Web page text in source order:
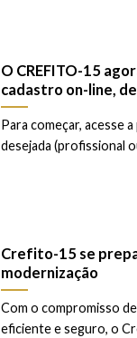
O CREFITO-15
cadastro on-line,
Para começar, acesse
desejada (profissional
Crefito-15 se
modernização
Com o compromisso
eficiente e seguro, o